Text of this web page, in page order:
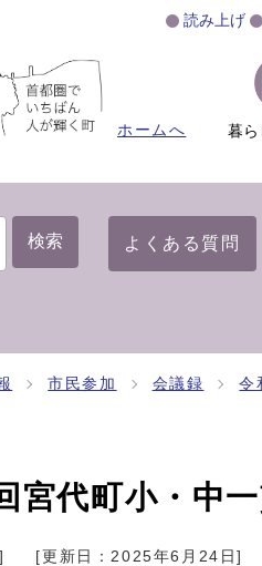
読み上げ
ホームへ 暮ら
検索 よくある質問
市民参加 会議録 令
宮代町小・中
] [更新日：2025年6月24日]